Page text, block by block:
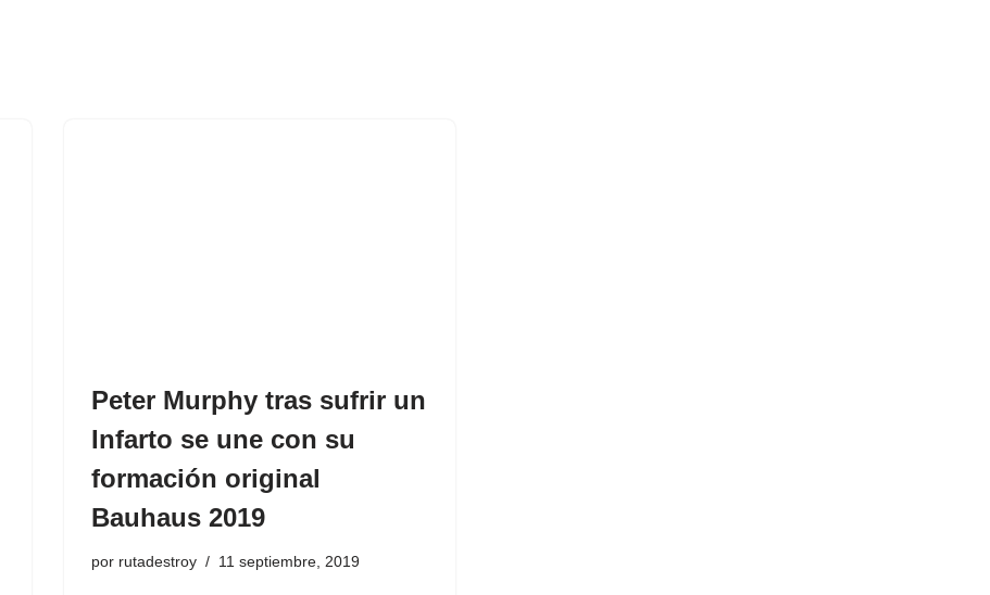
Peter Murphy tras sufrir un
Infarto se une con su
formación original
Bauhaus 2019
por rutadestroy 11 septiembre, 2019